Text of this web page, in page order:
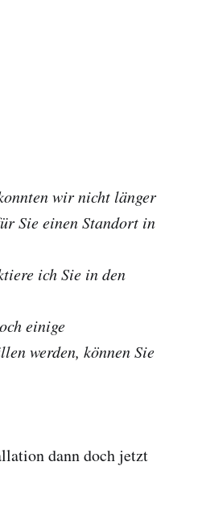
wir nicht länger
Sie einen Standort in
ich Sie in den
einige
werden, können Sie
dann doch jetzt